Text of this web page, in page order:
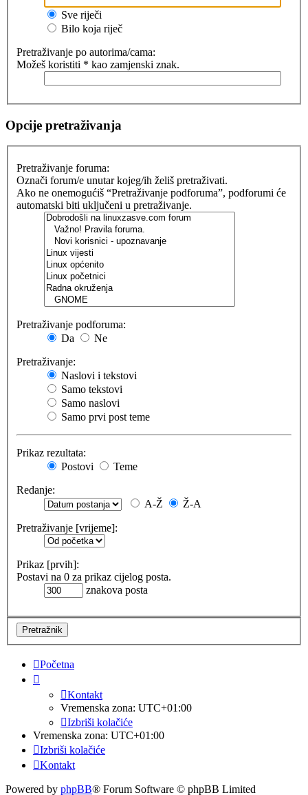
Sve riječi
Bilo koja riječ
Pretraživanje po autorima/cama:
Možeš koristiti * kao zamjenski znak.
Opcije pretraživanja
Pretraživanje foruma:
Označi forum/e unutar kojeg/ih želiš pretraživati.
Ako ne onemogućiš “Pretraživanje podforuma”, podforumi će
automatski biti uključeni u pretraživanje.
Pretraživanje podforuma:
Da
Ne
Pretraživanje:
Naslovi i tekstovi
Samo tekstovi
Samo naslovi
Samo prvi post teme
Prikaz rezultata:
Postovi
Teme
Redanje:
A-Ž
Ž-A
Pretraživanje [vrijeme]:
Prikaz [prvih]:
Postavi na 0 za prikaz cijelog posta.
znakova posta
Početna
Kontakt
Vremenska zona: UTC+01:00
Izbriši kolačiće
Vremenska zona: UTC+01:00
Izbriši kolačiće
Kontakt
Powered by phpBB® Forum Software © phpBB Limited